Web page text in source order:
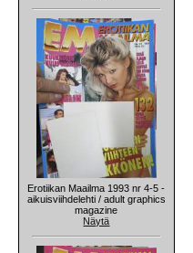
Erotiikan Maailma 1993 nr 4-5 -
aikuisviihdelehti / adult graphics
magazine
Näytä